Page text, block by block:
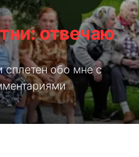
отвечаю
сплетен обо мне с